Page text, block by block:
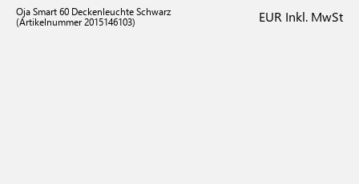
Oja Smart 60 Deckenleuchte Schwarz
(Artikelnummer 2015146103)
EUR Inkl. MwSt